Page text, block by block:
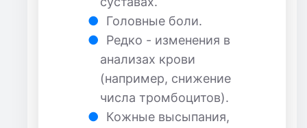
Головные боли.
Редко - изменения в
анализах крови
(например, снижение
числа тромбоцитов).
Кожные высыпания,